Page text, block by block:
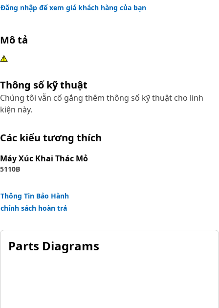
Đăng nhập để xem giá khách hàng của bạn
Mô tả
Thông số kỹ thuật
Chúng tôi vẫn cố gắng thêm thông số kỹ thuật cho linh
kiện này.
Các kiểu tương thích
Máy Xúc Khai Thác Mỏ
5110B
Thông Tin Bảo Hành
chính sách hoàn trả
Parts Diagrams